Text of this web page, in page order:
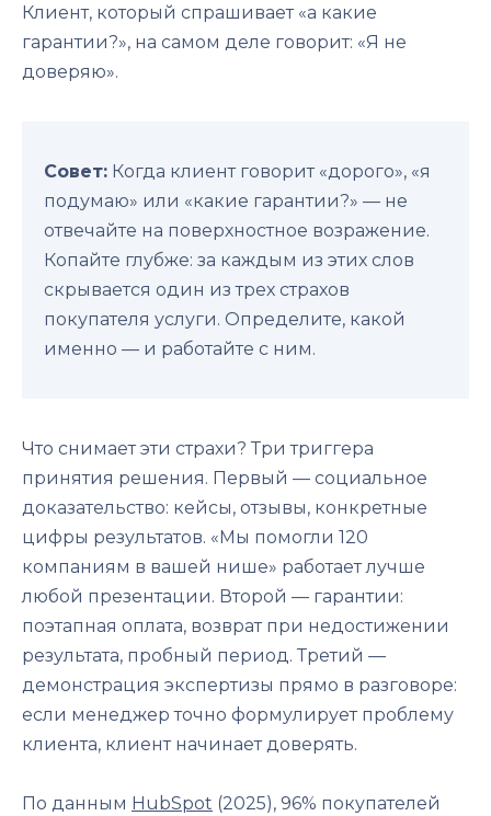
Клиент, который спрашивает «а какие
гарантии?», на самом деле говорит: «Я не
доверяю».
Совет: Когда клиент говорит «дорого», «я
подумаю» или «какие гарантии?» — не
отвечайте на поверхностное возражение.
Копайте глубже: за каждым из этих слов
скрывается один из трех страхов
покупателя услуги. Определите, какой
именно — и работайте с ним.
Что снимает эти страхи? Три триггера
принятия решения. Первый — социальное
доказательство: кейсы, отзывы, конкретные
цифры результатов. «Мы помогли 120
компаниям в вашей нише» работает лучше
любой презентации. Второй — гарантии:
поэтапная оплата, возврат при недостижении
результата, пробный период. Третий —
демонстрация экспертизы прямо в разговоре:
если менеджер точно формулирует проблему
клиента, клиент начинает доверять.
По данным HubSpot (2025), 96% покупателей